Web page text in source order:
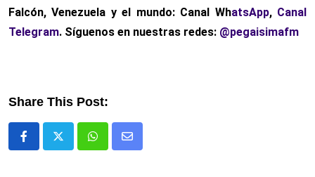
Falcón, Venezuela y el mundo: Canal WhatsApp, Canal
Telegram. Síguenos en nuestras redes: @pegaisimafm
Share This Post:
WhatsappComparte